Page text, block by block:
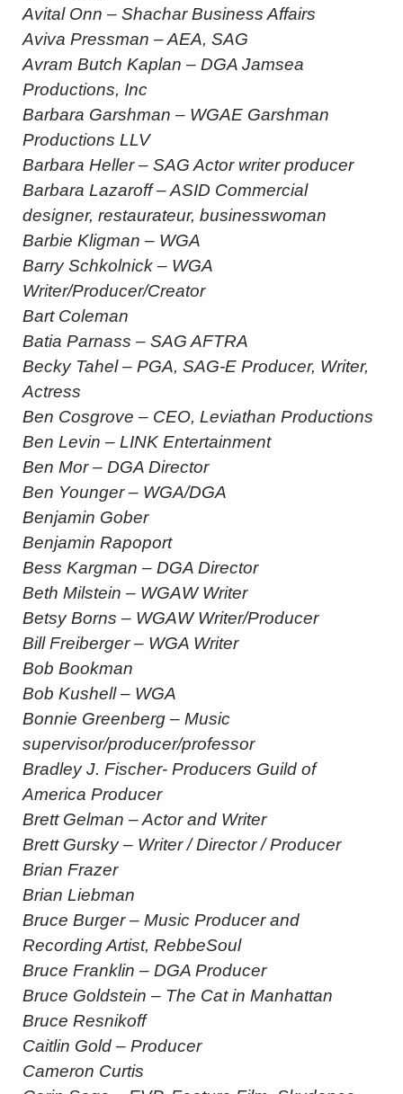
Avital Onn – Shachar Business Affairs
Aviva Pressman – AEA, SAG
Avram Butch Kaplan – DGA Jamsea
Productions, Inc
Barbara Garshman – WGAE Garshman
Productions LLV
Barbara Heller – SAG Actor writer producer
Barbara Lazaroff – ASID Commercial
designer, restaurateur, businesswoman
Barbie Kligman – WGA
Barry Schkolnick – WGA
Writer/Producer/Creator
Bart Coleman
Batia Parnass – SAG AFTRA
Becky Tahel – PGA, SAG-E Producer, Writer,
Actress
Ben Cosgrove – CEO, Leviathan Productions
Ben Levin – LINK Entertainment
Ben Mor – DGA Director
Ben Younger – WGA/DGA
Benjamin Gober
Benjamin Rapoport
Bess Kargman – DGA Director
Beth Milstein – WGAW Writer
Betsy Borns – WGAW Writer/Producer
Bill Freiberger – WGA Writer
Bob Bookman
Bob Kushell – WGA
Bonnie Greenberg – Music
supervisor/producer/professor
Bradley J. Fischer- Producers Guild of
America Producer
Brett Gelman – Actor and Writer
Brett Gursky – Writer / Director / Producer
Brian Frazer
Brian Liebman
Bruce Burger – Music Producer and
Recording Artist, RebbeSoul
Bruce Franklin – DGA Producer
Bruce Goldstein – The Cat in Manhattan
Bruce Resnikoff
Caitlin Gold – Producer
Cameron Curtis